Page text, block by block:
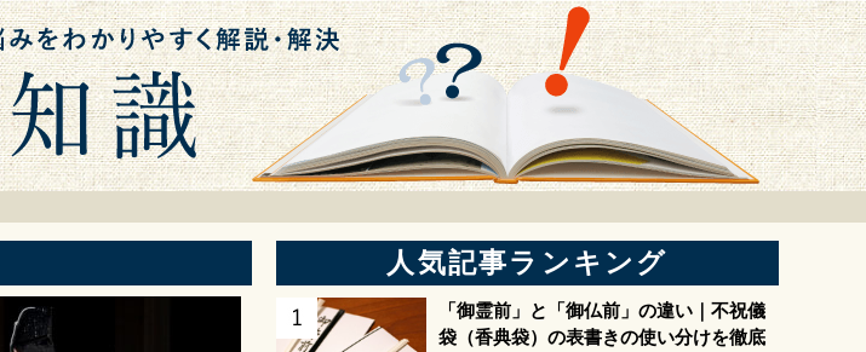
人気記事ランキング
「御霊前」と「御仏前」の違い｜不祝儀
袋（香典袋）の表書きの使い分けを徹底